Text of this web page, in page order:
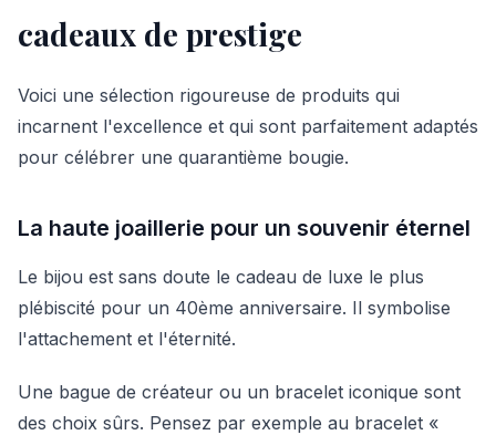
cadeaux de prestige
Voici une sélection rigoureuse de produits qui
incarnent l'excellence et qui sont parfaitement adaptés
pour célébrer une quarantième bougie.
La haute joaillerie pour un souvenir éternel
Le bijou est sans doute le cadeau de luxe le plus
plébiscité pour un 40ème anniversaire. Il symbolise
l'attachement et l'éternité.
Une bague de créateur ou un bracelet iconique sont
des choix sûrs. Pensez par exemple au bracelet «